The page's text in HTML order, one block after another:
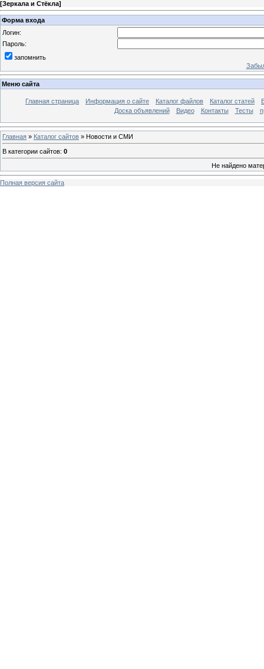
[Зеркала и Стёкла]
Форма входа
Логин:
Пароль:
запомнить
Меню сайта
Главная страница Информация о сайте Каталог файлов Каталог статей
Доска объявлений
Видео Контакты Тесты
Главная » Каталог сайтов » Новости и СМИ
В категории сайтов: 0
Не найдено
Полная версия сайта